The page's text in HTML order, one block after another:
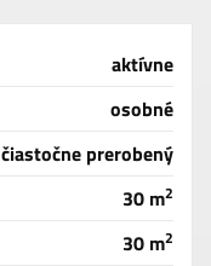
aktívne
osobné
čiastočne prerobený
30 m2
30 m2